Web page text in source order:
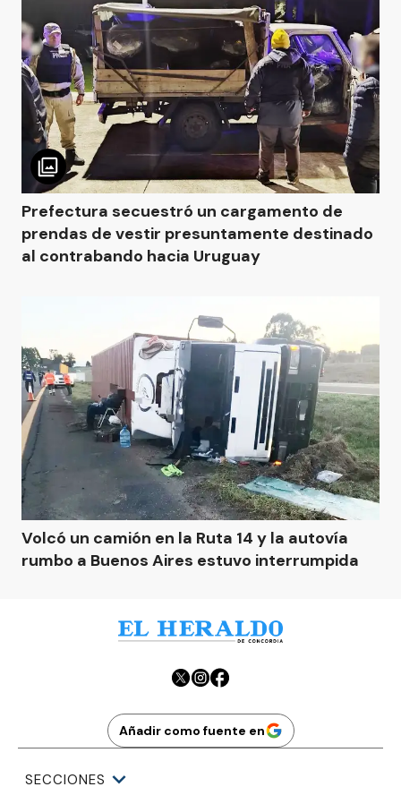
Prefectura secuestró un cargamento de
prendas de vestir presuntamente destinado
al contrabando hacia Uruguay
Volcó un camión en la Ruta 14 y la autovía
rumbo a Buenos Aires estuvo interrumpida
Añadir como fuente en
SECCIONES